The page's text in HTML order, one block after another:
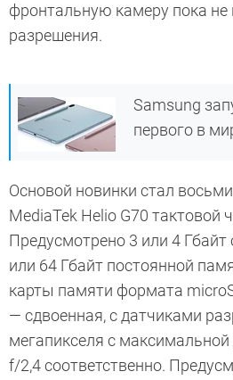
фронтальную камеру пока не
разрешения.
Samsung
первого в
Основой новинки стал
MediaTek Helio G70 тактовой
Предусмотрено 3 или 4 Гбайт
или 64 Гбайт постоянной
карты памяти формата
— сдвоенная, с датчиками
мегапикселя с
f/2,4 соответственно.